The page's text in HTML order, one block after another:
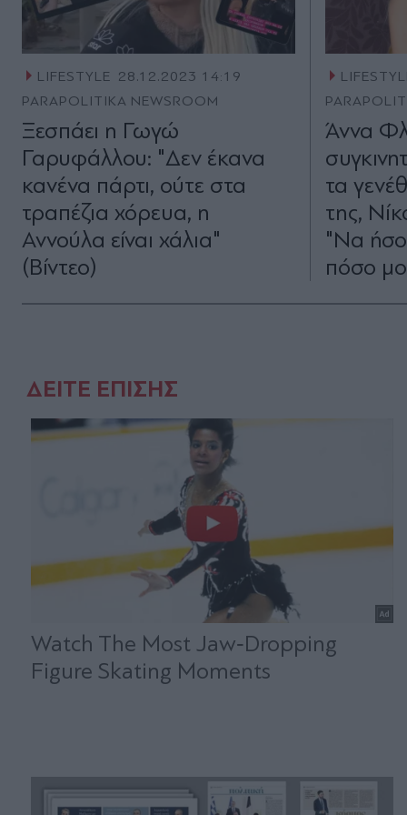
LIFESTYLE 28.12.2023 14:19
PARAPOLITIKA NEWSROOM
Ξεσπάει η Γωγώ
Γαρυφάλλου: "Δεν έκανα
κανένα πάρτι, ούτε στα
τραπέζια χόρευα, η
Αννούλα είναι χάλια"
(Βίντεο)
Άννα
τα
της,
"Να
πόσο